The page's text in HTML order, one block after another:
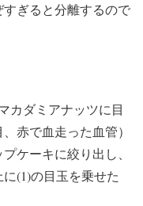
ぎると分離するので
カダミアナッツに目
赤で血走った血管）
ケーキに絞り出し、
(1)の目玉を乗せた